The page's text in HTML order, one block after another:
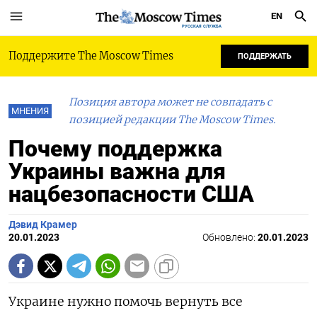
РУССКАЯ СЛУЖБА
EN
Поддержите The Moscow Times ПОДДЕРЖАТЬ
МНЕНИЯ
Позиция автора может не совпадать с
позицией редакции The Moscow Times.
Почему поддержка
Украины важна для
нацбезопасности США
Дэвид Крамер
20.01.2023
Обновлено: 20.01.2023
Украине нужно помочь вернуть все